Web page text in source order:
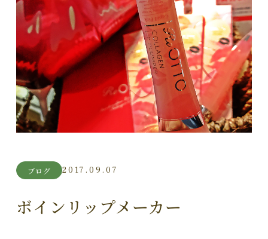
ブログ 2017.09.07
ボインリップメーカー